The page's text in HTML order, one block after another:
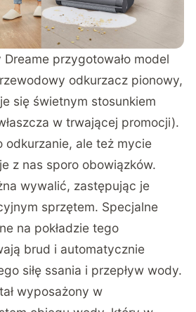
przygotowało model
odkurzacz pionowy,
się świetnym stosunkiem
w trwającej promocji).
odkurzanie, ale też mycie
z nas sporo obowiązków.
wywalić, zastępując je
sprzętem. Specjalne
na pokładzie tego
brud i automatycznie
siłę ssania i przepływ wody.
wyposażony w